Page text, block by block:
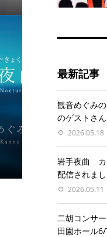
最新記事
観音めぐみ
のゲストさん
2026.05.18
岩手夜曲 カ
配信されまし
2026.05.11
二胡コンサ
田園ホール6/